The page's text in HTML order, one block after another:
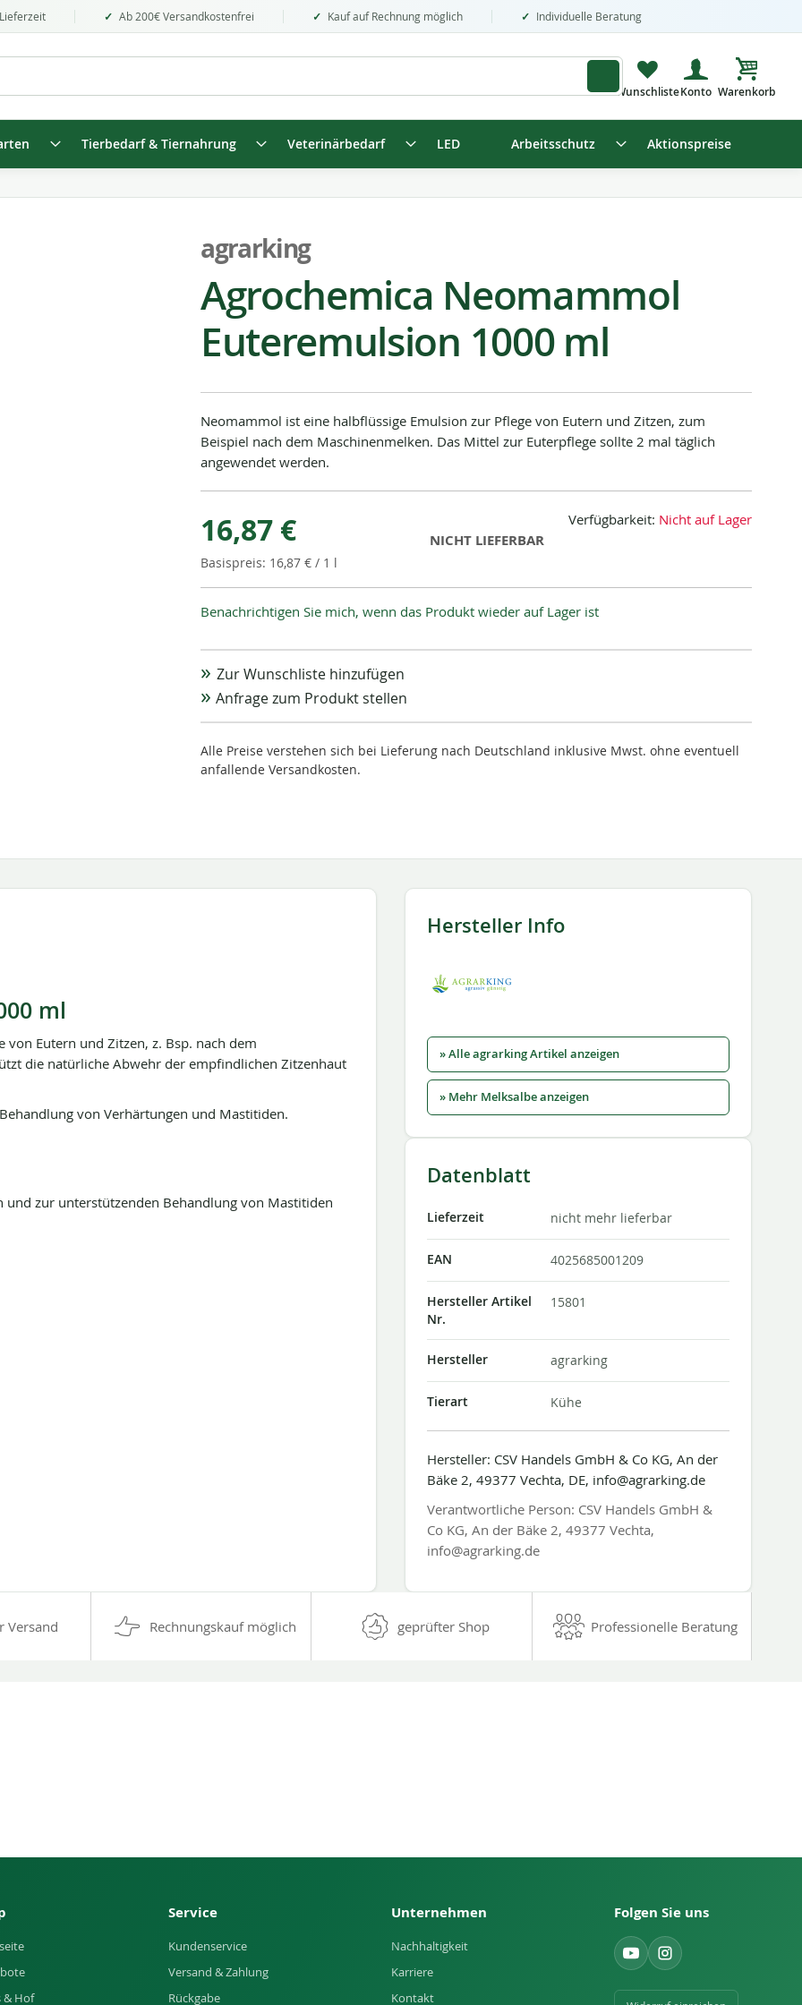
Ab 200€ Versandkostenfrei Kauf auf Rechnung möglich Individuelle Beratung
Mein
Tierbedarf & Tiernahrung Veterinärbedarf LED Arbeitsschutz Aktionspreise
agrarking
Agrochemica Neomammol
Euteremulsion 1000 ml
Neomammol ist eine halbflüssige Emulsion zur Pflege von Eutern und Zitzen, zum
Beispiel nach dem Maschinenmelken. Das Mittel zur Euterpflege sollte 2 mal täglich
angewendet werden.
16,87 €
16,87 € / 1 l
Verfügbarkeit: Nicht auf Lager
NICHT LIEFERBAR
Benachrichtigen Sie mich, wenn das Produkt wieder auf Lager ist
Zur Wunschliste hinzufügen
Anfrage zum Produkt stellen
Alle Preise verstehen sich bei Lieferung nach Deutschland inklusive Mwst. ohne eventuell
anfallende Versandkosten.
ml
Eutern und Zitzen, z. Bsp. nach dem
die natürliche Abwehr der empfindlichen Zitzenhaut
von Verhärtungen und Mastitiden.
zur unterstützenden Behandlung von Mastitiden
Hersteller Info
» Alle agrarking Artikel anzeigen
» Mehr Melksalbe anzeigen
Datenblatt
Lieferzeit nicht mehr lieferbar
EAN 4025685001209
Hersteller Artikel
Nr.
15801
Hersteller agrarking
Tierart Kühe
Hersteller: CSV Handels GmbH & Co KG, An der
Bäke 2, 49377 Vechta, DE, info@agrarking.de
Verantwortliche Person: CSV Handels GmbH &
Co KG, An der Bäke 2, 49377 Vechta,
info@agrarking.de
Versand Rechnungskauf möglich geprüfter Shop Professionelle Beratung
& Hof
Service
Kundenservice
Versand & Zahlung
Rückgabe
Unternehmen
Nachhaltigkeit
Karriere
Kontakt
Folgen Sie uns